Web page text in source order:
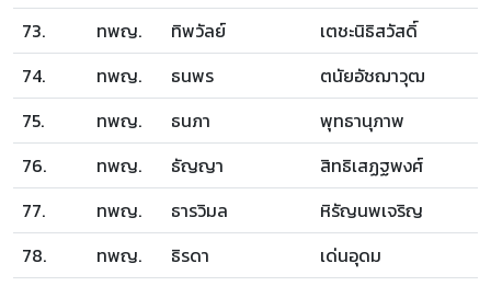
73.
ทพญ. ทิพวัลย์
เตชะนิธิสวัสดิ์
74.
ทพญ. ธนพร
ตนัยอัชฌาวุฒ
75.
ทพญ. ธนภา
พุทธานุภาพ
76.
ทพญ. ธัญญา
สิทธิเสฏฐพงศ์
77.
ทพญ. ธารวิมล
หิรัญนพเจริญ
78.
ทพญ. ธิรดา
เด่นอุดม